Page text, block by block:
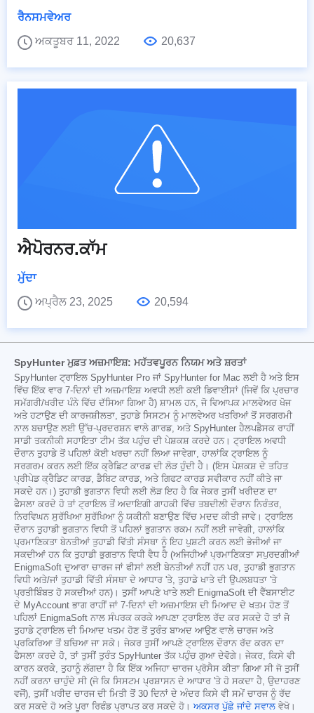
ਰੈਨਸਮਵੇਅਰ
ਅਕਤੂਬਰ 11, 2022
20,637
ਐਪੋਰਨਰ.ਕਾੱਮ
ਮੁੱਦਾ
ਅਪ੍ਰੈਲ 23, 2025
20,594
SpyHunter ਮੁਫ਼ਤ ਅਜ਼ਮਾਇਸ਼: ਮਹੱਤਵਪੂਰਨ ਨਿਯਮ ਅਤੇ ਸ਼ਰਤਾਂ
SpyHunter ਟ੍ਰਾਇਲ SpyHunter Pro ਜਾਂ SpyHunter for Mac ਲਈ ਹੈ ਅਤੇ ਇਸ
ਵਿੱਚ ਇੱਕ ਵਾਰ 7-ਦਿਨਾਂ ਦੀ ਅਜ਼ਮਾਇਸ਼ ਅਵਧੀ ਲਈ ਕਈ ਡਿਵਾਈਸਾਂ (ਜਿਵੇਂ ਕਿ ਪ੍ਰਚਾਰ
ਸਮੱਗਰੀ/ਖਰੀਦ ਪੰਨੇ ਵਿੱਚ ਦੱਸਿਆ ਗਿਆ ਹੈ) ਸ਼ਾਮਲ ਹਨ, ਜੋ ਵਿਆਪਕ ਮਾਲਵੇਅਰ ਖੋਜ
ਅਤੇ ਹਟਾਉਣ ਦੀ ਕਾਰਜਸ਼ੀਲਤਾ, ਤੁਹਾਡੇ ਸਿਸਟਮ ਨੂੰ ਮਾਲਵੇਅਰ ਖਤਰਿਆਂ ਤੋਂ ਸਰਗਰਮੀ
ਨਾਲ ਬਚਾਉਣ ਲਈ ਉੱਚ-ਪ੍ਰਦਰਸ਼ਨ ਵਾਲੇ ਗਾਰਡ, ਅਤੇ SpyHunter ਹੈਲਪਡੈਸਕ ਰਾਹੀਂ
ਸਾਡੀ ਤਕਨੀਕੀ ਸਹਾਇਤਾ ਟੀਮ ਤੱਕ ਪਹੁੰਚ ਦੀ ਪੇਸ਼ਕਸ਼ ਕਰਦੇ ਹਨ। ਟ੍ਰਾਇਲ ਅਵਧੀ
ਦੌਰਾਨ ਤੁਹਾਡੇ ਤੋਂ ਪਹਿਲਾਂ ਕੋਈ ਖਰਚਾ ਨਹੀਂ ਲਿਆ ਜਾਵੇਗਾ, ਹਾਲਾਂਕਿ ਟ੍ਰਾਇਲ ਨੂੰ
ਸਰਗਰਮ ਕਰਨ ਲਈ ਇੱਕ ਕ੍ਰੈਡਿਟ ਕਾਰਡ ਦੀ ਲੋੜ ਹੁੰਦੀ ਹੈ। (ਇਸ ਪੇਸ਼ਕਸ਼ ਦੇ ਤਹਿਤ
ਪ੍ਰੀਪੇਡ ਕ੍ਰੈਡਿਟ ਕਾਰਡ, ਡੈਬਿਟ ਕਾਰਡ, ਅਤੇ ਗਿਫਟ ਕਾਰਡ ਸਵੀਕਾਰ ਨਹੀਂ ਕੀਤੇ ਜਾ
ਸਕਦੇ ਹਨ।) ਤੁਹਾਡੀ ਭੁਗਤਾਨ ਵਿਧੀ ਲਈ ਲੋੜ ਇਹ ਹੈ ਕਿ ਜੇਕਰ ਤੁਸੀਂ ਖਰੀਦਣ ਦਾ
ਫੈਸਲਾ ਕਰਦੇ ਹੋ ਤਾਂ ਟ੍ਰਾਇਲ ਤੋਂ ਅਦਾਇਗੀ ਗਾਹਕੀ ਵਿੱਚ ਤਬਦੀਲੀ ਦੌਰਾਨ ਨਿਰੰਤਰ,
ਨਿਰਵਿਘਨ ਸੁਰੱਖਿਆ ਸੁਰੱਖਿਆ ਨੂੰ ਯਕੀਨੀ ਬਣਾਉਣ ਵਿੱਚ ਮਦਦ ਕੀਤੀ ਜਾਵੇ। ਟ੍ਰਾਇਲ
ਦੌਰਾਨ ਤੁਹਾਡੀ ਭੁਗਤਾਨ ਵਿਧੀ ਤੋਂ ਪਹਿਲਾਂ ਭੁਗਤਾਨ ਰਕਮ ਨਹੀਂ ਲਈ ਜਾਵੇਗੀ, ਹਾਲਾਂਕਿ
ਪ੍ਰਮਾਣਿਕਤਾ ਬੇਨਤੀਆਂ ਤੁਹਾਡੀ ਵਿੱਤੀ ਸੰਸਥਾ ਨੂੰ ਇਹ ਪੁਸ਼ਟੀ ਕਰਨ ਲਈ ਭੇਜੀਆਂ ਜਾ
ਸਕਦੀਆਂ ਹਨ ਕਿ ਤੁਹਾਡੀ ਭੁਗਤਾਨ ਵਿਧੀ ਵੈਧ ਹੈ (ਅਜਿਹੀਆਂ ਪ੍ਰਮਾਣਿਕਤਾ ਸਪੁਰਦਗੀਆਂ
EnigmaSoft ਦੁਆਰਾ ਚਾਰਜ ਜਾਂ ਫੀਸਾਂ ਲਈ ਬੇਨਤੀਆਂ ਨਹੀਂ ਹਨ ਪਰ, ਤੁਹਾਡੀ ਭੁਗਤਾਨ
ਵਿਧੀ ਅਤੇ/ਜਾਂ ਤੁਹਾਡੀ ਵਿੱਤੀ ਸੰਸਥਾ ਦੇ ਆਧਾਰ 'ਤੇ, ਤੁਹਾਡੇ ਖਾਤੇ ਦੀ ਉਪਲਬਧਤਾ 'ਤੇ
ਪ੍ਰਤੀਬਿੰਬਤ ਹੋ ਸਕਦੀਆਂ ਹਨ)। ਤੁਸੀਂ ਆਪਣੇ ਖਾਤੇ ਲਈ EnigmaSoft ਦੀ ਵੈੱਬਸਾਈਟ
ਦੇ MyAccount ਭਾਗ ਰਾਹੀਂ ਜਾਂ 7-ਦਿਨਾਂ ਦੀ ਅਜ਼ਮਾਇਸ਼ ਦੀ ਮਿਆਦ ਦੇ ਖਤਮ ਹੋਣ ਤੋਂ
ਪਹਿਲਾਂ EnigmaSoft ਨਾਲ ਸੰਪਰਕ ਕਰਕੇ ਆਪਣਾ ਟ੍ਰਾਇਲ ਰੱਦ ਕਰ ਸਕਦੇ ਹੋ ਤਾਂ ਜੋ
ਤੁਹਾਡੇ ਟ੍ਰਾਇਲ ਦੀ ਮਿਆਦ ਖਤਮ ਹੋਣ ਤੋਂ ਤੁਰੰਤ ਬਾਅਦ ਆਉਣ ਵਾਲੇ ਚਾਰਜ ਅਤੇ
ਪ੍ਰਕਿਰਿਆ ਤੋਂ ਬਚਿਆ ਜਾ ਸਕੇ। ਜੇਕਰ ਤੁਸੀਂ ਆਪਣੇ ਟ੍ਰਾਇਲ ਦੌਰਾਨ ਰੱਦ ਕਰਨ ਦਾ
ਫੈਸਲਾ ਕਰਦੇ ਹੋ, ਤਾਂ ਤੁਸੀਂ ਤੁਰੰਤ SpyHunter ਤੱਕ ਪਹੁੰਚ ਗੁਆ ਦੇਵੋਗੇ। ਜੇਕਰ, ਕਿਸੇ ਵੀ
ਕਾਰਨ ਕਰਕੇ, ਤੁਹਾਨੂੰ ਲੱਗਦਾ ਹੈ ਕਿ ਇੱਕ ਅਜਿਹਾ ਚਾਰਜ ਪ੍ਰੋਸੈਸ ਕੀਤਾ ਗਿਆ ਸੀ ਜੋ ਤੁਸੀਂ
ਨਹੀਂ ਕਰਨਾ ਚਾਹੁੰਦੇ ਸੀ (ਜੋ ਕਿ ਸਿਸਟਮ ਪ੍ਰਸ਼ਾਸਨ ਦੇ ਆਧਾਰ 'ਤੇ ਹੋ ਸਕਦਾ ਹੈ, ਉਦਾਹਰਣ
ਵਜੋਂ), ਤੁਸੀਂ ਖਰੀਦ ਚਾਰਜ ਦੀ ਮਿਤੀ ਤੋਂ 30 ਦਿਨਾਂ ਦੇ ਅੰਦਰ ਕਿਸੇ ਵੀ ਸਮੇਂ ਚਾਰਜ ਨੂੰ ਰੱਦ
ਕਰ ਸਕਦੇ ਹੋ ਅਤੇ ਪੂਰਾ ਰਿਫੰਡ ਪ੍ਰਾਪਤ ਕਰ ਸਕਦੇ ਹੋ। ਅਕਸਰ ਪੁੱਛੇ ਜਾਂਦੇ ਸਵਾਲ ਵੇਖੋ।